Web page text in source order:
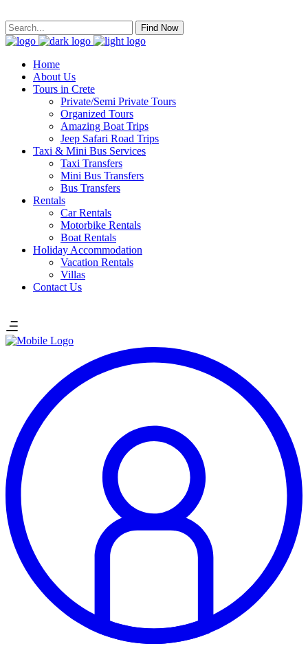
Find Now
Home
About Us
Tours in Crete
Private/Semi Private Tours
Organized Tours
Amazing Boat Trips
Jeep Safari Road Trips
Taxi & Mini Bus Services
Taxi Transfers
Mini Bus Transfers
Bus Transfers
Rentals
Car Rentals
Motorbike Rentals
Boat Rentals
Holiday Accommodation
Vacation Rentals
Villas
Contact Us